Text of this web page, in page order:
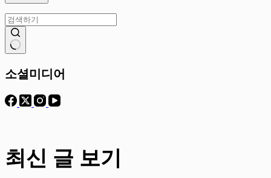
과
음
소셜미디어
최신 글 보기